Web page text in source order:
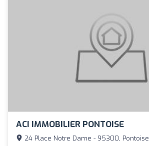
ACI IMMOBILIER PONTOISE
24 Place Notre Dame - 95300, Pontoise